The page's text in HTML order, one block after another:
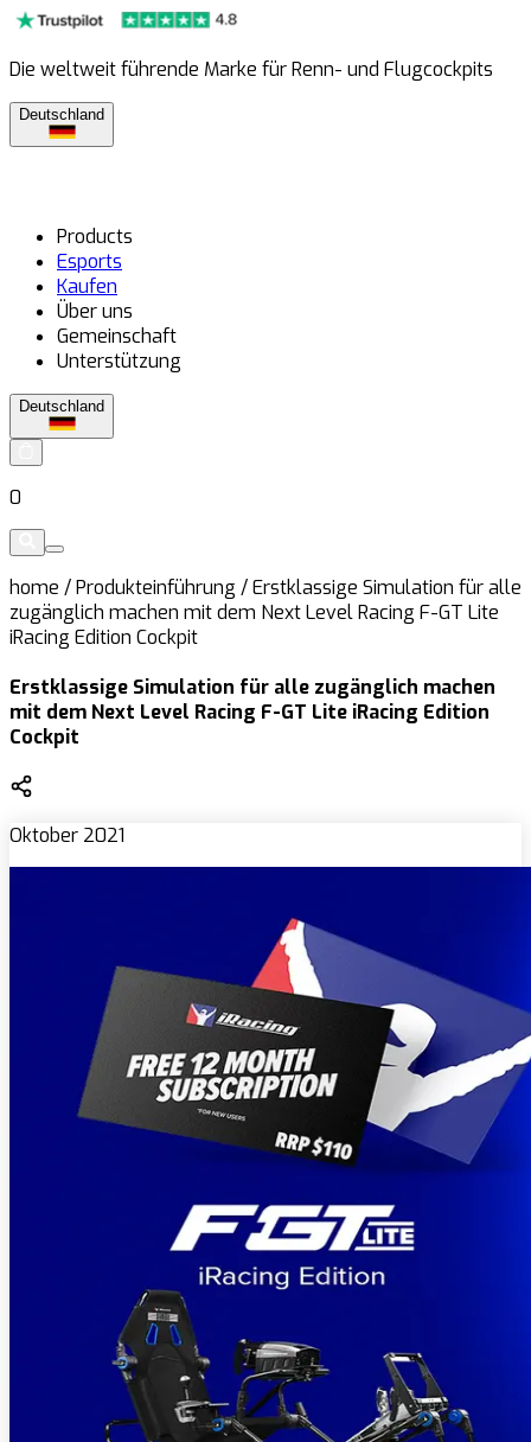
Die weltweit führende Marke für Renn- und Flugcockpits
Deutschland
Products
Esports
Kaufen
Über uns
Gemeinschaft
Unterstützung
Deutschland
0
home /Produkteinführung /Erstklassige Simulation für alle
zugänglich machen mit dem Next Level Racing F-GT Lite
iRacing Edition Cockpit
Erstklassige Simulation für alle zugänglich machen
mit dem Next Level Racing F-GT Lite iRacing Edition
Cockpit
Oktober 2021